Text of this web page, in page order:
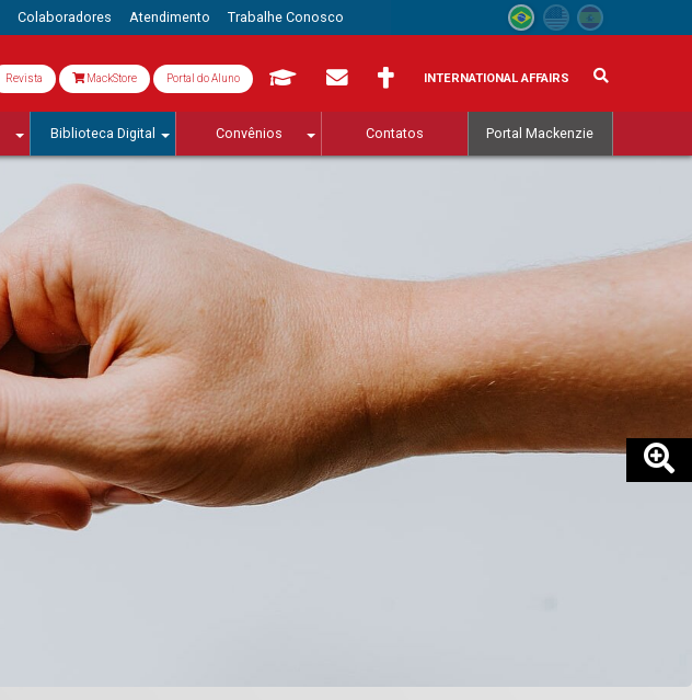
Colaboradores Atendimento Trabalhe Conosco
Revista MackStore Portal do Aluno INTERNATIONAL AFFAIRS
Biblioteca Digital Convênios Contatos Portal Mackenzie